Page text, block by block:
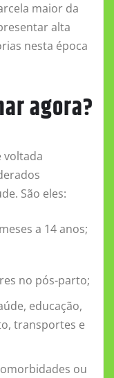
maior da
alta
nesta época
agora?
voltada
São eles:
a 14 anos;
no pós-parto;
educação,
transportes e
ou